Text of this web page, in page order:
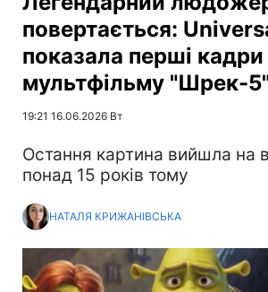
повертається:
показала перші кадри
мультфільму "Шрек-
19:21 16.06.2026 Вт
Остання картина вийшла на
понад 15 років тому
НАТАЛЯ КРИЖАНІВСЬКА